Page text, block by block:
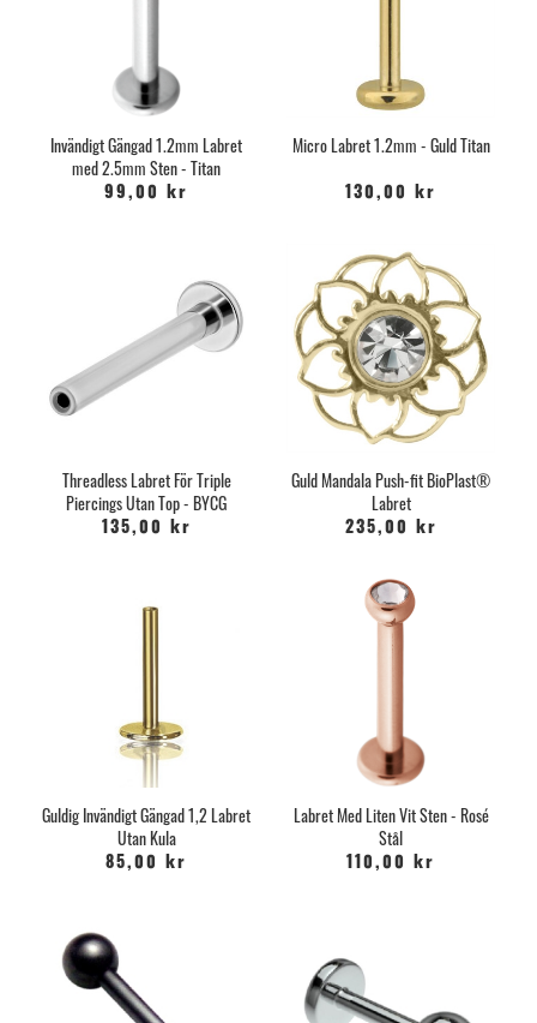
Invändigt Gängad 1.2mm Labret
med 2.5mm Sten - Titan
99,00 kr
Micro Labret 1.2mm - Guld Titan
130,00 kr
Threadless Labret För Triple
Piercings Utan Top - BYCG
135,00 kr
Guld Mandala Push-fit BioPlast®
Labret
235,00 kr
Guldig Invändigt Gängad 1,2 Labret
Utan Kula
85,00 kr
Labret Med Liten Vit Sten - Rosé
Stål
110,00 kr